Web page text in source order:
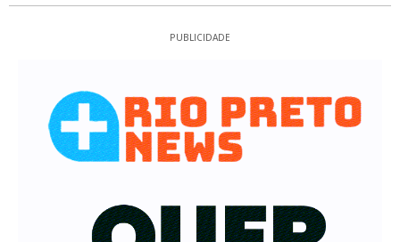
PUBLICIDADE